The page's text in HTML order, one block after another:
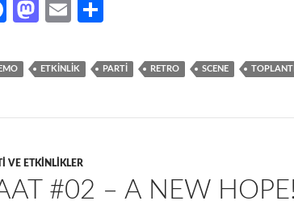
Fa
b
o
M
to
o
E
ail ar
ETKINLIK PARTI RETRO SCENE
VE ETKINLIKLER
#02 – A NEW